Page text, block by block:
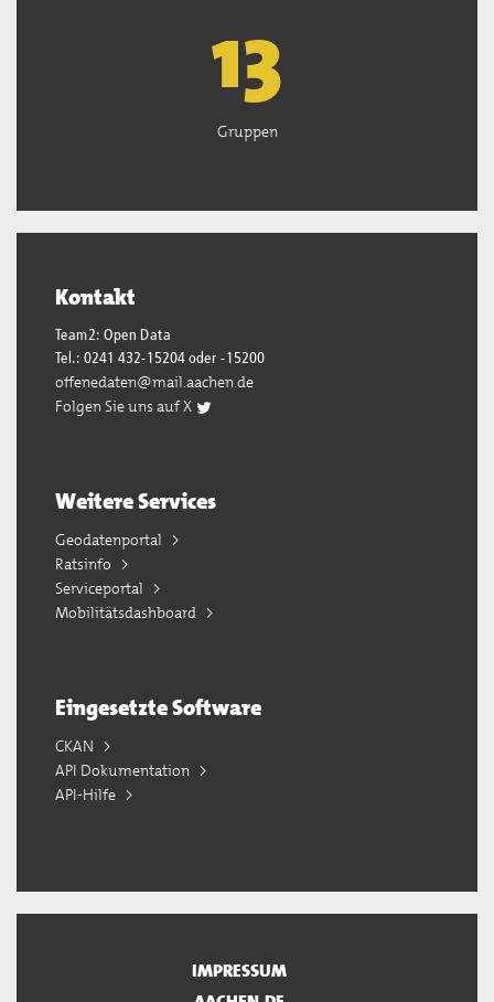
13
Gruppen
Kontakt
Team2: Open Data
Tel.: 0241 432-15204 oder -15200
offenedaten@mail.aachen.de
Folgen Sie uns auf X
Weitere Services
Geodatenportal
Ratsinfo
Serviceportal
Mobilitätsdashboard
Eingesetzte Software
CKAN
API Dokumentation
API-Hilfe
IMPRESSUM